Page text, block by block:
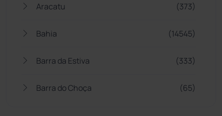
Aracatu (373)
Bahia (14545)
Barra da Estiva (333)
Barra do Choça (65)